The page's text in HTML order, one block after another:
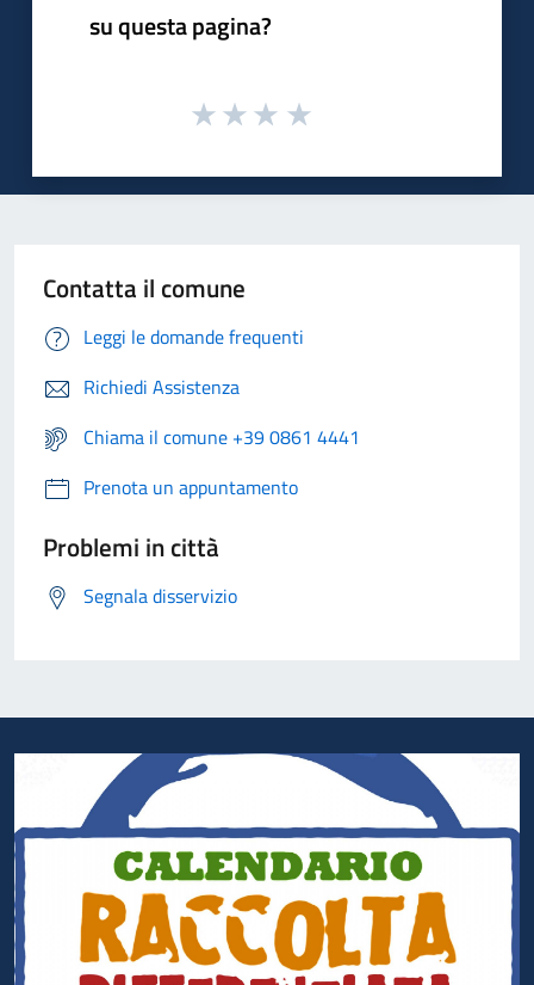
su questa pagina?
Contatta il comune
Leggi le domande frequenti
Richiedi Assistenza
Chiama il comune +39 0861 4441
Prenota un appuntamento
Problemi in città
Segnala disservizio